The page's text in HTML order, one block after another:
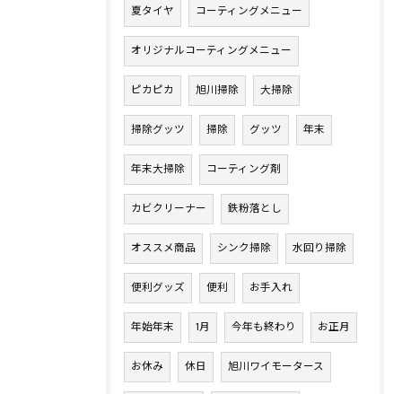
夏タイヤ コーティングメニュー
オリジナルコーティングメニュー
ピカピカ 旭川掃除 大掃除
掃除グッツ 掃除 グッツ 年末
年末大掃除 コーティング剤
カビクリーナー 鉄粉落とし
オススメ商品 シンク掃除 水回り掃除
便利グッズ 便利 お手入れ
年始年末 1月 今年も終わり お正月
お休み 休日 旭川ワイモータース